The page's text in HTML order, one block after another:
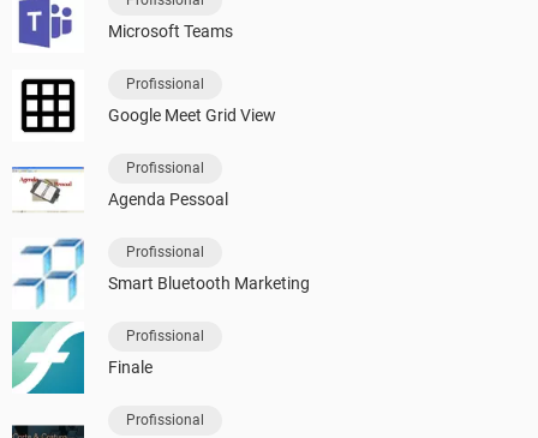
Microsoft Teams
Profissional
Google Meet Grid View
Profissional
Agenda Pessoal
Profissional
Smart Bluetooth Marketing
Profissional
Finale
Profissional